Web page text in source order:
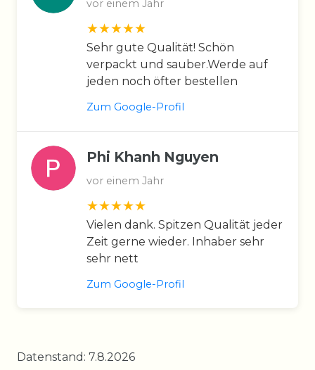
vor einem Jahr
Sehr gute Qualität! Schön
verpackt und sauber.Werde auf
jeden noch öfter bestellen
Zum Google-Profil
Phi Khanh Nguyen
vor einem Jahr
Vielen dank. Spitzen Qualität jeder
Zeit gerne wieder. Inhaber sehr
sehr nett
Zum Google-Profil
Datenstand: 7.8.2026